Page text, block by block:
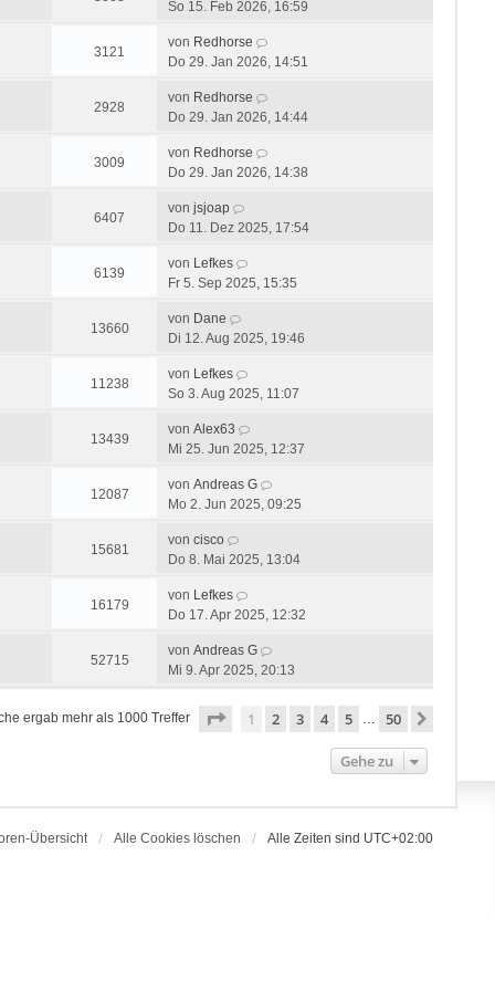
So 15. Feb 2026, 16:59
3121
von Redhorse
Do 29. Jan 2026, 14:51
2928
von Redhorse
Do 29. Jan 2026, 14:44
3009
von Redhorse
Do 29. Jan 2026, 14:38
6407
von jsjoap
Do 11. Dez 2025, 17:54
6139
von Lefkes
Fr 5. Sep 2025, 15:35
13660
von Dane
Di 12. Aug 2025, 19:46
11238
von Lefkes
So 3. Aug 2025, 11:07
13439
von Alex63
Mi 25. Jun 2025, 12:37
12087
von Andreas G
Mo 2. Jun 2025, 09:25
15681
von cisco
Do 8. Mai 2025, 13:04
16179
von Lefkes
Do 17. Apr 2025, 12:32
52715
von Andreas G
Mi 9. Apr 2025, 20:13
ergab mehr als 1000 Treffer Seite von50
1 2 3 4 5 … 50
Gehe zu
Übersicht Alle Cookies löschen Alle Zeiten sind UTC+02:00